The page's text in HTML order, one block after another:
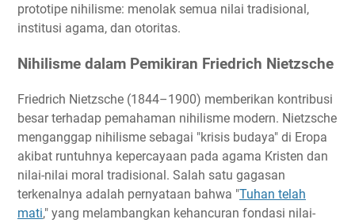
prototipe nihilisme: menolak semua nilai tradisional,
institusi agama, dan otoritas.
Nihilisme dalam Pemikiran Friedrich Nietzsche
Friedrich Nietzsche (1844–1900) memberikan kontribusi
besar terhadap pemahaman nihilisme modern. Nietzsche
menganggap nihilisme sebagai "krisis budaya" di Eropa
akibat runtuhnya kepercayaan pada agama Kristen dan
nilai-nilai moral tradisional. Salah satu gagasan
terkenalnya adalah pernyataan bahwa "Tuhan telah
mati," yang melambangkan kehancuran fondasi nilai-